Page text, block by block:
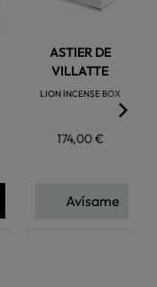
ASTIER DE
VILLATTE
LION INCENSE BOX
174,00 €
Avísame